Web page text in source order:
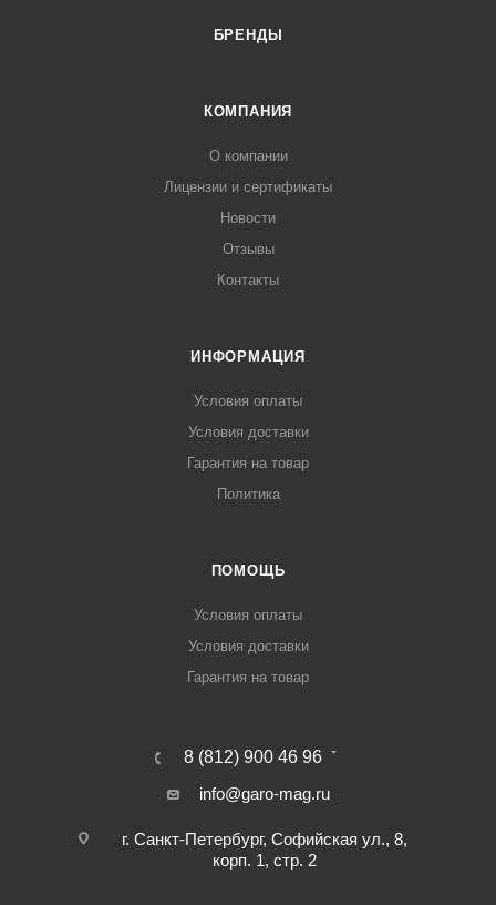
БРЕНДЫ
КОМПАНИЯ
О компании
Лицензии и сертификаты
Новости
Отзывы
Контакты
ИНФОРМАЦИЯ
Условия оплаты
Условия доставки
Гарантия на товар
Политика
ПОМОЩЬ
Условия оплаты
Условия доставки
Гарантия на товар
8 (812) 900 46 96
info@garo-mag.ru
г. Санкт-Петербург, Софийская ул., 8,
корп. 1, стр. 2